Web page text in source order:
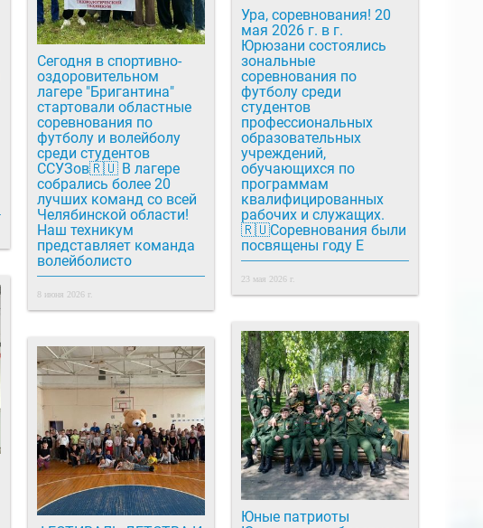
Сегодня в спортивно-
оздоровительном
лагере "Бригантина"
стартовали областные
соревнования по
футболу и волейболу
среди студентов
ССУЗов🇷🇺 В лагере
собрались более 20
лучших команд со всей
Челябинской области!
Наш техникум
представляет команда
волейболисто
8 июня 2026 г.
Ура, соревнования! 20
мая 2026 г. в г.
Юрюзани состоялись
зональные
соревнования по
футболу среди
студентов
профессиональных
образовательных
учреждений,
обучающихся по
программам
квалифицированных
рабочих и служащих.
🇷🇺Соревнования были
посвящены году Е
23 мая 2026 г.
Юные патриоты